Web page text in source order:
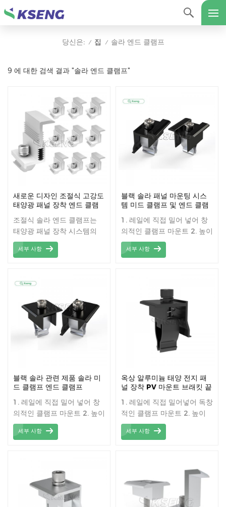
당신은: / 집 / 솔라 엔드 클램프
9 에 대한 검색 결과 "솔라 엔드 클램프"
새로운 디자인 조절식 고강도
태양광 패널 장착 엔드 클램
조절식 솔라 엔드 클램프는
태양광 패널 장착 시스템의
핵심 구성 요소로, 태양광 패
널을 안정적으로 지지하도록
을 보장합니다. 주요 특징 중
하나는 태양광 패널의 두께에
따라 높이를 조절할 수 있다
는 것입니다.
세부 사항
블랙 솔라 패널 마운팅 시스
템 미드 클램프 및 엔드 클램
1. 레일에 직접 밀어 넣어 창
의적인 클램프 마운트 2. 높이
조절이 가능한 특수 클램프
클립 3. 빠르고 간단한 설치,
세부 사항
블랙 솔라 관련 제품 솔라 미
드 클램프 엔드 클램프
1. 레일에 직접 밀어 넣어 창
의적인 클램프 마운트 2. 높이
조절이 가능한 특수 클램프
클립 3. 빠르고 간단한 설치,
세부 사항
옥상 알루미늄 태양 전지 패
널 장착 PV 마운트 브래킷 끝
1. 레일에 직접 밀어넣어 독창
적인 클램프 마운트 2. 높이
조절이 가능한 특수 클램프
클립 3. 빠르고 간단한 설치,
세부 사항